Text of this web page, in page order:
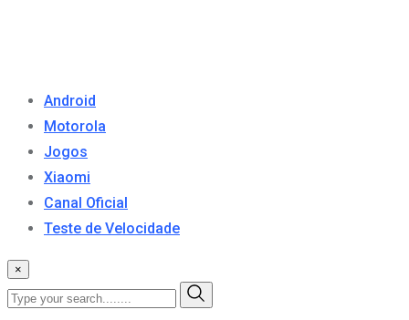
Android
Motorola
Jogos
Xiaomi
Canal Oficial
Teste de Velocidade
×